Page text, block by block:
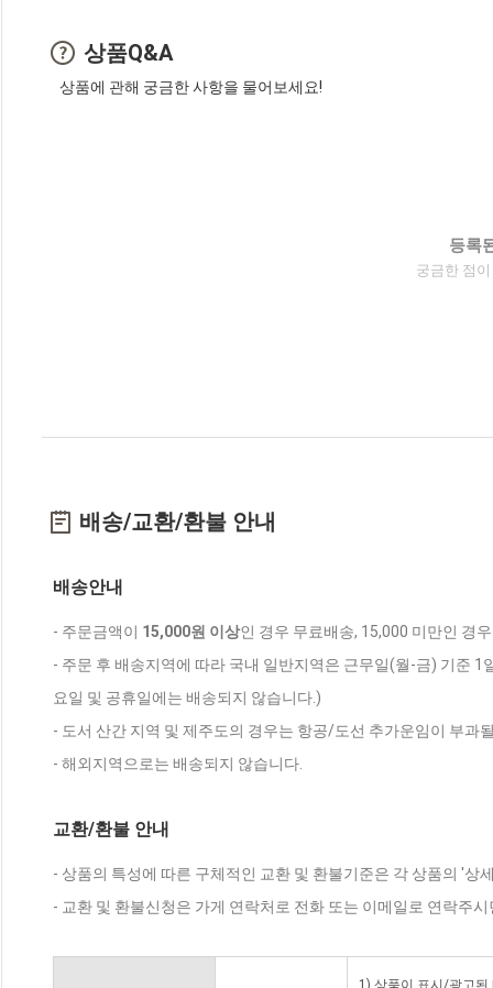
상품Q&A
상품에 관해 궁금한 사항을 물어보세요!
등록
궁금한 점
배송/교환/환불 안내
배송안내
- 주문금액이 15,000원 이상인 경우 무료배송, 15,000 미만인 경
- 주문 후 배송지역에 따라 국내 일반지역은 근무일(월-금) 기준
요일 및 공휴일에는 배송되지 않습니다.)
- 도서 산간 지역 및 제주도의 경우는 항공/도선 추가운임이 부과
- 해외지역으로는 배송되지 않습니다.
교환/환불 안내
- 상품의 특성에 따른 구체적인 교환 및 환불기준은 각 상품의 '상
- 교환 및 환불신청은 가게 연락처로 전화 또는 이메일로 연락주
1) 상품이 표시/광고된